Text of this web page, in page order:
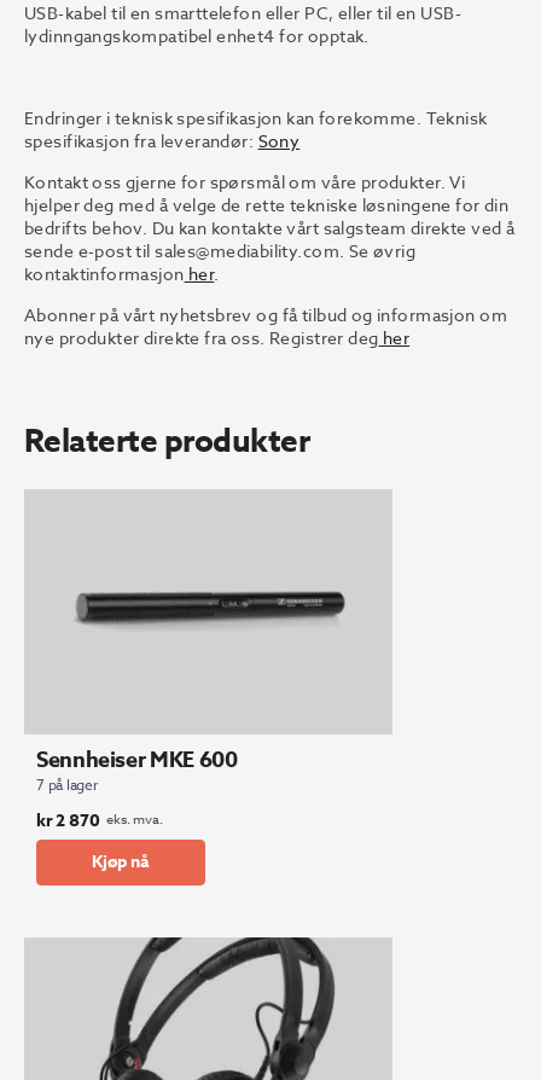
USB-kabel til en smarttelefon eller PC, eller til en USB-
lydinngangskompatibel enhet4 for opptak.
Endringer i teknisk spesifikasjon kan forekomme. Teknisk
spesifikasjon fra leverandør: Sony
Kontakt oss gjerne for spørsmål om våre produkter. Vi
hjelper deg med å velge de rette tekniske løsningene for din
bedrifts behov. Du kan kontakte vårt salgsteam direkte ved å
sende e-post tilsales@mediability.com. Se øvrig
kontaktinformasjon her.
Abonner på vårt nyhetsbrev og få tilbud og informasjon om
nye produkter direkte fra oss. Registrer deg her
Relaterte produkter
Sennheiser MKE 600
7 på lager
kr2 870 eks. mva.
Kjøp nå